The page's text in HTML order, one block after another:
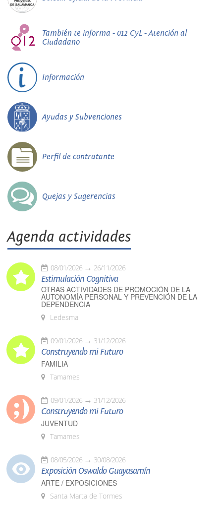
También te informa - 012 CyL - Atención al
Ciudadano
Información
Ayudas y Subvenciones
Perfil de contratante
Quejas y Sugerencias
Agenda actividades
08/01/2026 26/11/2026
Estimulación Cognitiva
OTRAS ACTIVIDADES DE PROMOCIÓN DE LA
AUTONOMÍA PERSONAL Y PREVENCIÓN DE LA
DEPENDENCIA
Ledesma
09/01/2026 31/12/2026
Construyendo mi Futuro
FAMILIA
Tamames
09/01/2026 31/12/2026
Construyendo mi Futuro
JUVENTUD
Tamames
08/05/2026 30/08/2026
Exposición Oswaldo Guayasamín
ARTE / EXPOSICIONES
Santa Marta de Tormes